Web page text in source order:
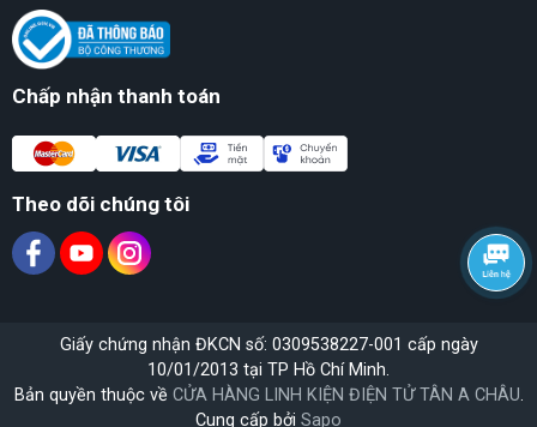
Chấp nhận thanh toán
Theo dõi chúng tôi
Bản quyền thuộc về CỬA HÀNG LINH KIỆN ĐIỆN TỬ TÂN A CHÂU.
Cung cấp bởi Sapo
Giấy chứng nhận ĐKCN số: 0309538227-001 cấp ngày
10/01/2013 tại TP Hồ Chí Minh.